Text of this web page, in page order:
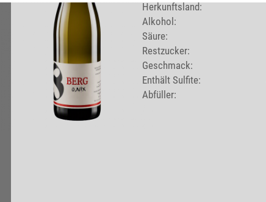
Herkunftsland:
Alkohol:
Säure:
Restzucker:
Geschmack:
Enthält Sulfite:
Abfüller: